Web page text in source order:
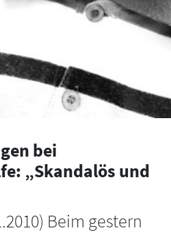
bei
„Skandalös und
Beim gestern